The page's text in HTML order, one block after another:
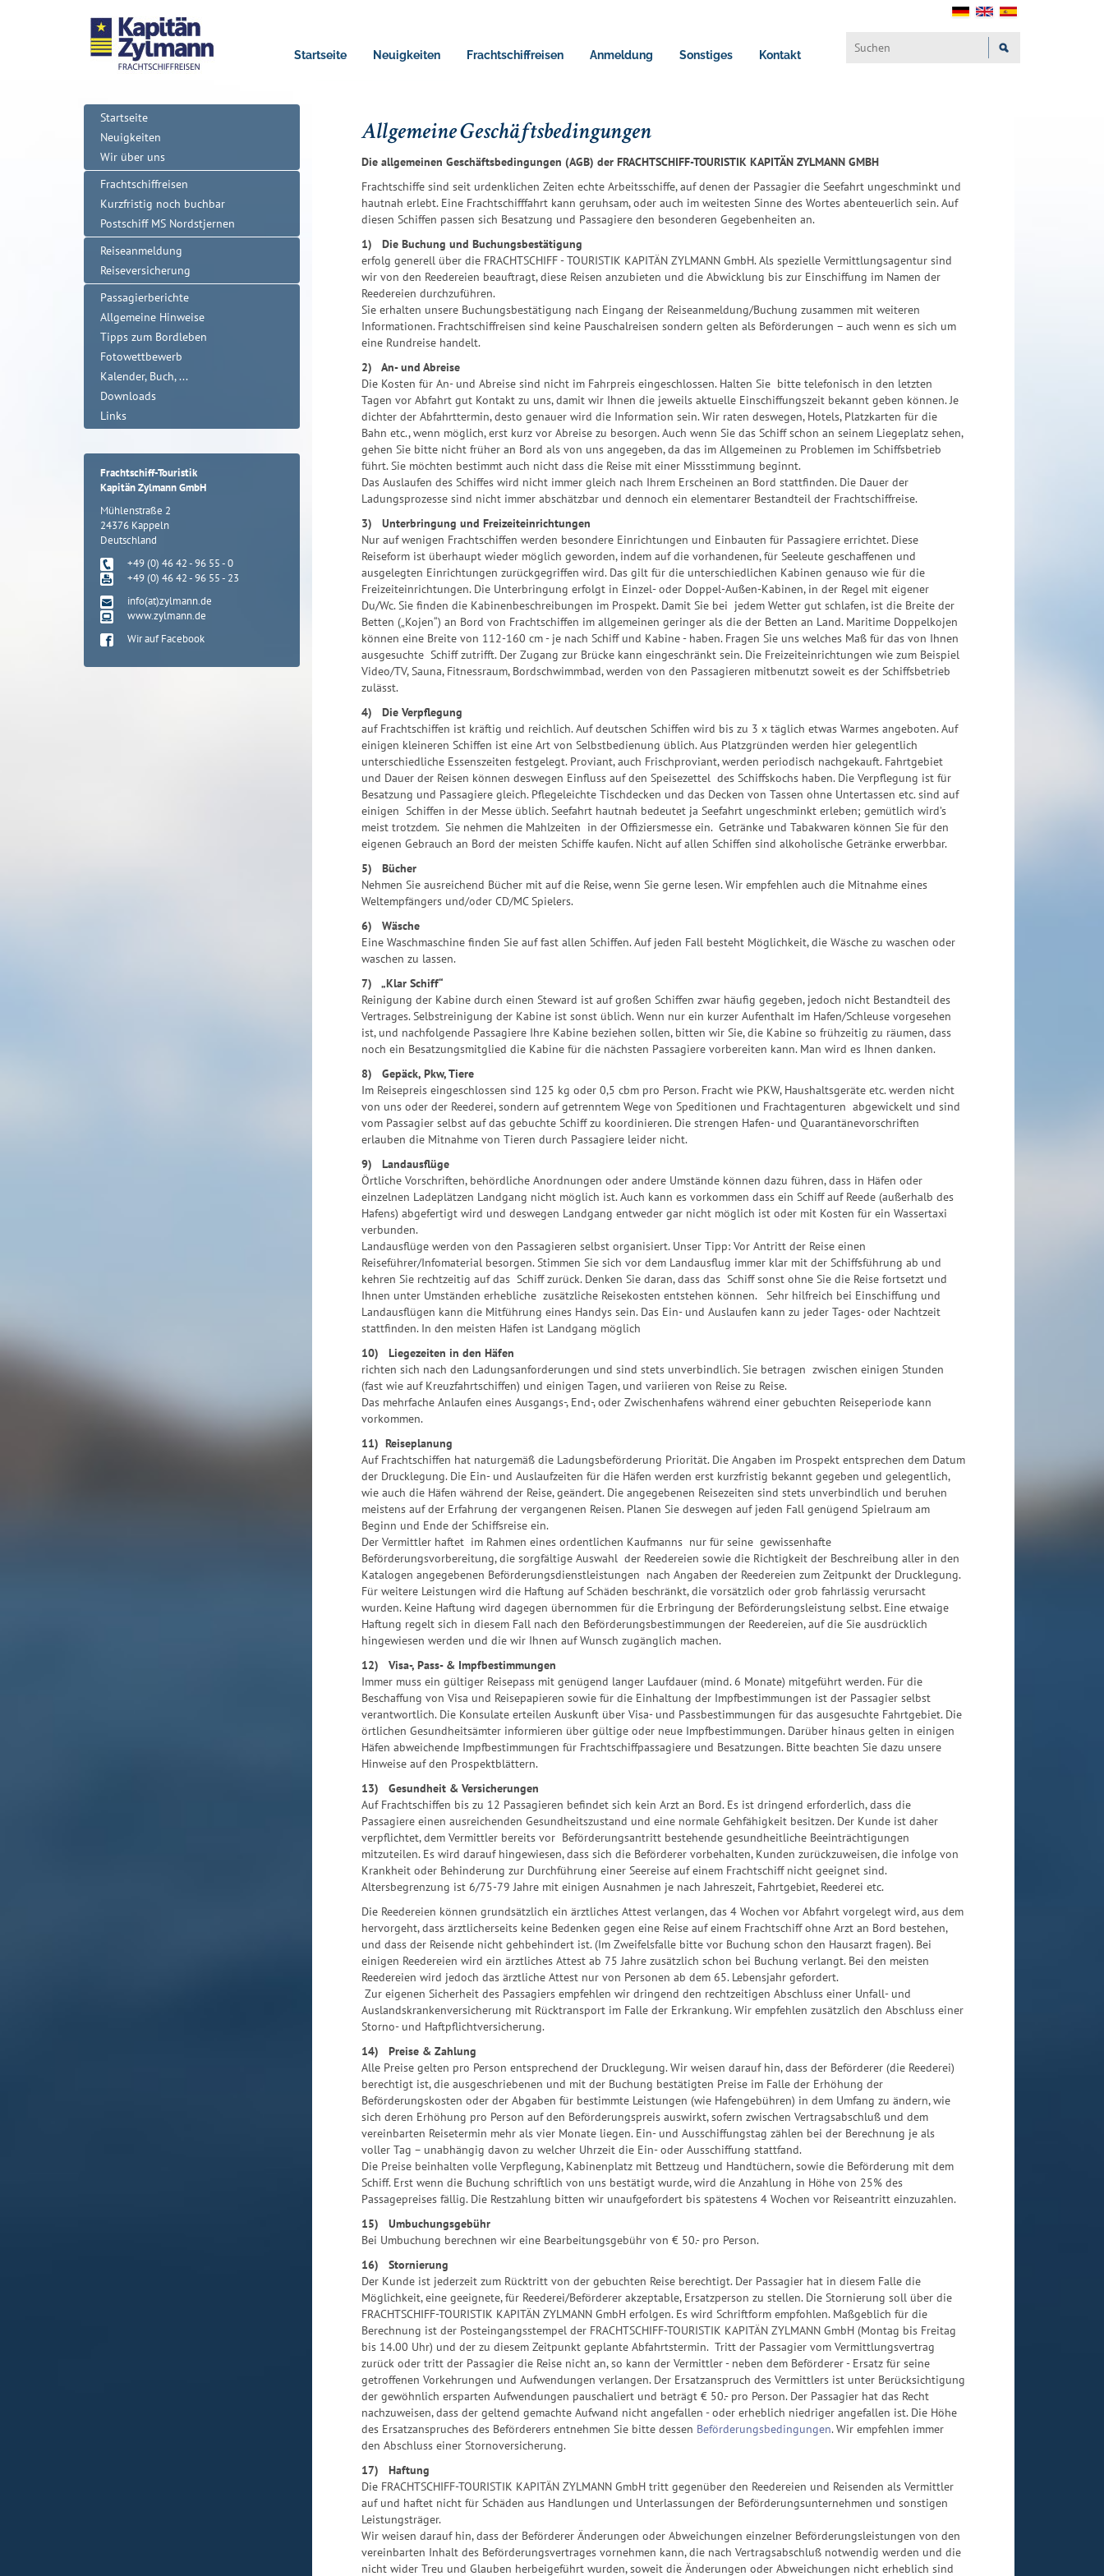
Startseite Neuigkeiten Frachtschiffreisen Anmeldung Sonstiges Kontakt
Startseite
Neuigkeiten
Wir über uns
Frachtschiffreisen
Kurzfristig noch buchbar
Postschiff MS Nordstjernen
Reiseanmeldung
Reiseversicherung
Passagierberichte
Allgemeine Hinweise
Tipps zum Bordleben
Fotowettbewerb
Kalender, Buch, ...
Downloads
Links
Frachtschiff-Touristik
Kapitän Zylmann GmbH
Mühlenstraße 2
24376 Kappeln
Deutschland
+49 (0) 46 42 - 96 55 - 0
+49 (0) 46 42 - 96 55 - 23
info(at)zylmann.de
www.zylmann.de
Wir auf Facebook
Allgemeine Geschäftsbedingungen
Die allgemeinen Geschäftsbedingungen (AGB) der FRACHTSCHIFF-TOURISTIK KAPITÄN ZYLMANN GMBH
Frachtschiffe sind seit urdenklichen Zeiten echte Arbeitsschiffe, auf denen der Passagier die Seefahrt ungeschminkt und
hautnah erlebt. Eine Frachtschifffahrt kann geruhsam, oder auch im weitesten Sinne des Wortes abenteuerlich sein. Auf
diesen Schiffen passen sich Besatzung und Passagiere den besonderen Gegebenheiten an.
1) Die Buchung und Buchungsbestätigung
erfolg generell über die FRACHTSCHIFF - TOURISTIK KAPITÄN ZYLMANN GmbH. Als spezielle Vermittlungsagentur sind
wir von den Reedereien beauftragt, diese Reisen anzubieten und die Abwicklung bis zur Einschiffung im Namen der
Reedereien durchzuführen.
Sie erhalten unsere Buchungsbestätigung nach Eingang der Reiseanmeldung/Buchung zusammen mit weiteren
Informationen. Frachtschiffreisen sind keine Pauschalreisen sondern gelten als Beförderungen – auch wenn es sich um
eine Rundreise handelt.
2) An- und Abreise
Die Kosten für An- und Abreise sind nicht im Fahrpreis eingeschlossen. Halten Sie bitte telefonisch in den letzten
Tagen vor Abfahrt gut Kontakt zu uns, damit wir Ihnen die jeweils aktuelle Einschiffungszeit bekannt geben können. Je
dichter der Abfahrttermin, desto genauer wird die Information sein. Wir raten deswegen, Hotels, Platzkarten für die
Bahn etc., wenn möglich, erst kurz vor Abreise zu besorgen. Auch wenn Sie das Schiff schon an seinem Liegeplatz sehen,
gehen Sie bitte nicht früher an Bord als von uns angegeben, da das im Allgemeinen zu Problemen im Schiffsbetrieb
führt. Sie möchten bestimmt auch nicht dass die Reise mit einer Missstimmung beginnt.
Das Auslaufen des Schiffes wird nicht immer gleich nach Ihrem Erscheinen an Bord stattfinden. Die Dauer der
Ladungsprozesse sind nicht immer abschätzbar und dennoch ein elementarer Bestandteil der Frachtschiffreise.
3) Unterbringung und Freizeiteinrichtungen
Nur auf wenigen Frachtschiffen werden besondere Einrichtungen und Einbauten für Passagiere errichtet. Diese
Reiseform ist überhaupt wieder möglich geworden, indem auf die vorhandenen, für Seeleute geschaffenen und
ausgelegten Einrichtungen zurückgegriffen wird. Das gilt für die unterschiedlichen Kabinen genauso wie für die
Freizeiteinrichtungen. Die Unterbringung erfolgt in Einzel- oder Doppel-Außen-Kabinen, in der Regel mit eigener
Du/Wc. Sie finden die Kabinenbeschreibungen im Prospekt. Damit Sie bei jedem Wetter gut schlafen, ist die Breite der
Betten („Kojen“) an Bord von Frachtschiffen im allgemeinen geringer als die der Betten an Land. Maritime Doppelkojen
können eine Breite von 112-160 cm - je nach Schiff und Kabine - haben. Fragen Sie uns welches Maß für das von Ihnen
ausgesuchte Schiff zutrifft. Der Zugang zur Brücke kann eingeschränkt sein. Die Freizeiteinrichtungen wie zum Beispiel
Video/TV, Sauna, Fitnessraum, Bordschwimmbad, werden von den Passagieren mitbenutzt soweit es der Schiffsbetrieb
zulässt.
4) Die Verpflegung
auf Frachtschiffen ist kräftig und reichlich. Auf deutschen Schiffen wird bis zu 3 x täglich etwas Warmes angeboten. Auf
einigen kleineren Schiffen ist eine Art von Selbstbedienung üblich. Aus Platzgründen werden hier gelegentlich
unterschiedliche Essenszeiten festgelegt. Proviant, auch Frischproviant, werden periodisch nachgekauft. Fahrtgebiet
und Dauer der Reisen können deswegen Einfluss auf den Speisezettel des Schiffskochs haben. Die Verpflegung ist für
Besatzung und Passagiere gleich. Pflegeleichte Tischdecken und das Decken von Tassen ohne Untertassen etc. sind auf
einigen Schiffen in der Messe üblich. Seefahrt hautnah bedeutet ja Seefahrt ungeschminkt erleben; gemütlich wird’s
meist trotzdem. Sie nehmen die Mahlzeiten in der Offiziersmesse ein. Getränke und Tabakwaren können Sie für den
eigenen Gebrauch an Bord der meisten Schiffe kaufen. Nicht auf allen Schiffen sind alkoholische Getränke erwerbbar.
5) Bücher
Nehmen Sie ausreichend Bücher mit auf die Reise, wenn Sie gerne lesen. Wir empfehlen auch die Mitnahme eines
Weltempfängers und/oder CD/MC Spielers.
6) Wäsche
Eine Waschmaschine finden Sie auf fast allen Schiffen. Auf jeden Fall besteht Möglichkeit, die Wäsche zu waschen oder
waschen zu lassen.
7) „Klar Schiff“
Reinigung der Kabine durch einen Steward ist auf großen Schiffen zwar häufig gegeben, jedoch nicht Bestandteil des
Vertrages. Selbstreinigung der Kabine ist sonst üblich. Wenn nur ein kurzer Aufenthalt im Hafen/Schleuse vorgesehen
ist, und nachfolgende Passagiere Ihre Kabine beziehen sollen, bitten wir Sie, die Kabine so frühzeitig zu räumen, dass
noch ein Besatzungsmitglied die Kabine für die nächsten Passagiere vorbereiten kann. Man wird es Ihnen danken.
8) Gepäck, Pkw, Tiere
Im Reisepreis eingeschlossen sind 125 kg oder 0,5 cbm pro Person. Fracht wie PKW, Haushaltsgeräte etc. werden nicht
von uns oder der Reederei, sondern auf getrenntem Wege von Speditionen und Frachtagenturen abgewickelt und sind
vom Passagier selbst auf das gebuchte Schiff zu koordinieren. Die strengen Hafen- und Quarantänevorschriften
erlauben die Mitnahme von Tieren durch Passagiere leider nicht.
9) Landausflüge
Örtliche Vorschriften, behördliche Anordnungen oder andere Umstände können dazu führen, dass in Häfen oder
einzelnen Ladeplätzen Landgang nicht möglich ist. Auch kann es vorkommen dass ein Schiff auf Reede (außerhalb des
Hafens) abgefertigt wird und deswegen Landgang entweder gar nicht möglich ist oder mit Kosten für ein Wassertaxi
verbunden.
Landausflüge werden von den Passagieren selbst organisiert. Unser Tipp: Vor Antritt der Reise einen
Reiseführer/Infomaterial besorgen. Stimmen Sie sich vor dem Landausflug immer klar mit der Schiffsführung ab und
kehren Sie rechtzeitig auf das Schiff zurück. Denken Sie daran, dass das Schiff sonst ohne Sie die Reise fortsetzt und
Ihnen unter Umständen erhebliche zusätzliche Reisekosten entstehen können. Sehr hilfreich bei Einschiffung und
Landausflügen kann die Mitführung eines Handys sein. Das Ein- und Auslaufen kann zu jeder Tages- oder Nachtzeit
stattfinden. In den meisten Häfen ist Landgang möglich
10) Liegezeiten in den Häfen
richten sich nach den Ladungsanforderungen und sind stets unverbindlich. Sie betragen zwischen einigen Stunden
(fast wie auf Kreuzfahrtschiffen) und einigen Tagen, und variieren von Reise zu Reise.
Das mehrfache Anlaufen eines Ausgangs-, End-, oder Zwischenhafens während einer gebuchten Reiseperiode kann
vorkommen.
11) Reiseplanung
Auf Frachtschiffen hat naturgemäß die Ladungsbeförderung Priorität. Die Angaben im Prospekt entsprechen dem Datum
der Drucklegung. Die Ein- und Auslaufzeiten für die Häfen werden erst kurzfristig bekannt gegeben und gelegentlich,
wie auch die Häfen während der Reise, geändert. Die angegebenen Reisezeiten sind stets unverbindlich und beruhen
meistens auf der Erfahrung der vergangenen Reisen. Planen Sie deswegen auf jeden Fall genügend Spielraum am
Beginn und Ende der Schiffsreise ein.
Der Vermittler haftet im Rahmen eines ordentlichen Kaufmanns nur für seine gewissenhafte
Beförderungsvorbereitung, die sorgfältige Auswahl der Reedereien sowie die Richtigkeit der Beschreibung aller in den
Katalogen angegebenen Beförderungsdienstleistungen nach Angaben der Reedereien zum Zeitpunkt der Drucklegung.
Für weitere Leistungen wird die Haftung auf Schäden beschränkt, die vorsätzlich oder grob fahrlässig verursacht
wurden. Keine Haftung wird dagegen übernommen für die Erbringung der Beförderungsleistung selbst. Eine etwaige
Haftung regelt sich in diesem Fall nach den Beförderungsbestimmungen der Reedereien, auf die Sie ausdrücklich
hingewiesen werden und die wir Ihnen auf Wunsch zugänglich machen.
12) Visa-, Pass- & Impfbestimmungen
Immer muss ein gültiger Reisepass mit genügend langer Laufdauer (mind. 6 Monate) mitgeführt werden. Für die
Beschaffung von Visa und Reisepapieren sowie für die Einhaltung der Impfbestimmungen ist der Passagier selbst
verantwortlich. Die Konsulate erteilen Auskunft über Visa- und Passbestimmungen für das ausgesuchte Fahrtgebiet. Die
örtlichen Gesundheitsämter informieren über gültige oder neue Impfbestimmungen. Darüber hinaus gelten in einigen
Häfen abweichende Impfbestimmungen für Frachtschiffpassagiere und Besatzungen. Bitte beachten Sie dazu unsere
Hinweise auf den Prospektblättern.
13) Gesundheit & Versicherungen
Auf Frachtschiffen bis zu 12 Passagieren befindet sich kein Arzt an Bord. Es ist dringend erforderlich, dass die
Passagiere einen ausreichenden Gesundheitszustand und eine normale Gehfähigkeit besitzen. Der Kunde ist daher
verpflichtet, dem Vermittler bereits vor Beförderungsantritt bestehende gesundheitliche Beeinträchtigungen
mitzuteilen. Es wird darauf hingewiesen, dass sich die Beförderer vorbehalten, Kunden zurückzuweisen, die infolge von
Krankheit oder Behinderung zur Durchführung einer Seereise auf einem Frachtschiff nicht geeignet sind.
Altersbegrenzung ist 6/75-79 Jahre mit einigen Ausnahmen je nach Jahreszeit, Fahrtgebiet, Reederei etc.
Die Reedereien können grundsätzlich ein ärztliches Attest verlangen, das 4 Wochen vor Abfahrt vorgelegt wird, aus dem
hervorgeht, dass ärztlicherseits keine Bedenken gegen eine Reise auf einem Frachtschiff ohne Arzt an Bord bestehen,
und dass der Reisende nicht gehbehindert ist. (Im Zweifelsfalle bitte vor Buchung schon den Hausarzt fragen). Bei
einigen Reedereien wird ein ärztliches Attest ab 75 Jahre zusätzlich schon bei Buchung verlangt. Bei den meisten
Reedereien wird jedoch das ärztliche Attest nur von Personen ab dem 65. Lebensjahr gefordert.
Zur eigenen Sicherheit des Passagiers empfehlen wir dringend den rechtzeitigen Abschluss einer Unfall- und
Auslandskrankenversicherung mit Rücktransport im Falle der Erkrankung. Wir empfehlen zusätzlich den Abschluss einer
Storno- und Haftpflichtversicherung.
14) Preise & Zahlung
Alle Preise gelten pro Person entsprechend der Drucklegung. Wir weisen darauf hin, dass der Beförderer (die Reederei)
berechtigt ist, die ausgeschriebenen und mit der Buchung bestätigten Preise im Falle der Erhöhung der
Beförderungskosten oder der Abgaben für bestimmte Leistungen (wie Hafengebühren) in dem Umfang zu ändern, wie
sich deren Erhöhung pro Person auf den Beförderungspreis auswirkt, sofern zwischen Vertragsabschluß und dem
vereinbarten Reisetermin mehr als vier Monate liegen. Ein- und Ausschiffungstag zählen bei der Berechnung je als
voller Tag – unabhängig davon zu welcher Uhrzeit die Ein- oder Ausschiffung stattfand.
Die Preise beinhalten volle Verpflegung, Kabinenplatz mit Bettzeug und Handtüchern, sowie die Beförderung mit dem
Schiff. Erst wenn die Buchung schriftlich von uns bestätigt wurde, wird die Anzahlung in Höhe von 25% des
Passagepreises fällig. Die Restzahlung bitten wir unaufgefordert bis spätestens 4 Wochen vor Reiseantritt einzuzahlen.
15) Umbuchungsgebühr
Bei Umbuchung berechnen wir eine Bearbeitungsgebühr von € 50.- pro Person.
16) Stornierung
Der Kunde ist jederzeit zum Rücktritt von der gebuchten Reise berechtigt. Der Passagier hat in diesem Falle die
Möglichkeit, eine geeignete, für Reederei/Beförderer akzeptable, Ersatzperson zu stellen. Die Stornierung soll über die
FRACHTSCHIFF-TOURISTIK KAPITÄN ZYLMANN GmbH erfolgen. Es wird Schriftform empfohlen. Maßgeblich für die
Berechnung ist der Posteingangsstempel der FRACHTSCHIFF-TOURISTIK KAPITÄN ZYLMANN GmbH (Montag bis Freitag
bis 14.00 Uhr) und der zu diesem Zeitpunkt geplante Abfahrtstermin. Tritt der Passagier vom Vermittlungsvertrag
zurück oder tritt der Passagier die Reise nicht an, so kann der Vermittler - neben dem Beförderer - Ersatz für seine
getroffenen Vorkehrungen und Aufwendungen verlangen. Der Ersatzanspruch des Vermittlers ist unter Berücksichtigung
der gewöhnlich ersparten Aufwendungen pauschaliert und beträgt € 50.- pro Person. Der Passagier hat das Recht
nachzuweisen, dass der geltend gemachte Aufwand nicht angefallen - oder erheblich niedriger angefallen ist. Die Höhe
des Ersatzanspruches des Beförderers entnehmen Sie bitte dessen Beförderungsbedingungen. Wir empfehlen immer
den Abschluss einer Stornoversicherung.
17) Haftung
Die FRACHTSCHIFF-TOURISTIK KAPITÄN ZYLMANN GmbH tritt gegenüber den Reedereien und Reisenden als Vermittler
auf und haftet nicht für Schäden aus Handlungen und Unterlassungen der Beförderungsunternehmen und sonstigen
Leistungsträger.
Wir weisen darauf hin, dass der Beförderer Änderungen oder Abweichungen einzelner Beförderungsleistungen von den
vereinbarten Inhalt des Beförderungsvertrages vornehmen kann, die nach Vertragsabschluß notwendig werden und die
nicht wider Treu und Glauben herbeigeführt wurden, soweit die Änderungen oder Abweichungen nicht erheblich sind